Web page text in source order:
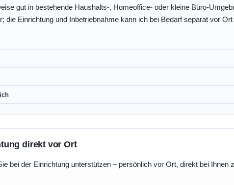
gut in bestehende Haushalts-, Homeoffice- oder kleine Büro-
die Einrichtung und Inbetriebnahme kann ich bei Bedarf separat vor
direkt vor Ort
bei der Einrichtung unterstützen – persönlich vor Ort, direkt bei Ihnen